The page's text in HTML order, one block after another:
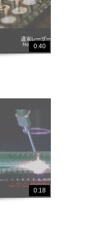
0:40
0:18